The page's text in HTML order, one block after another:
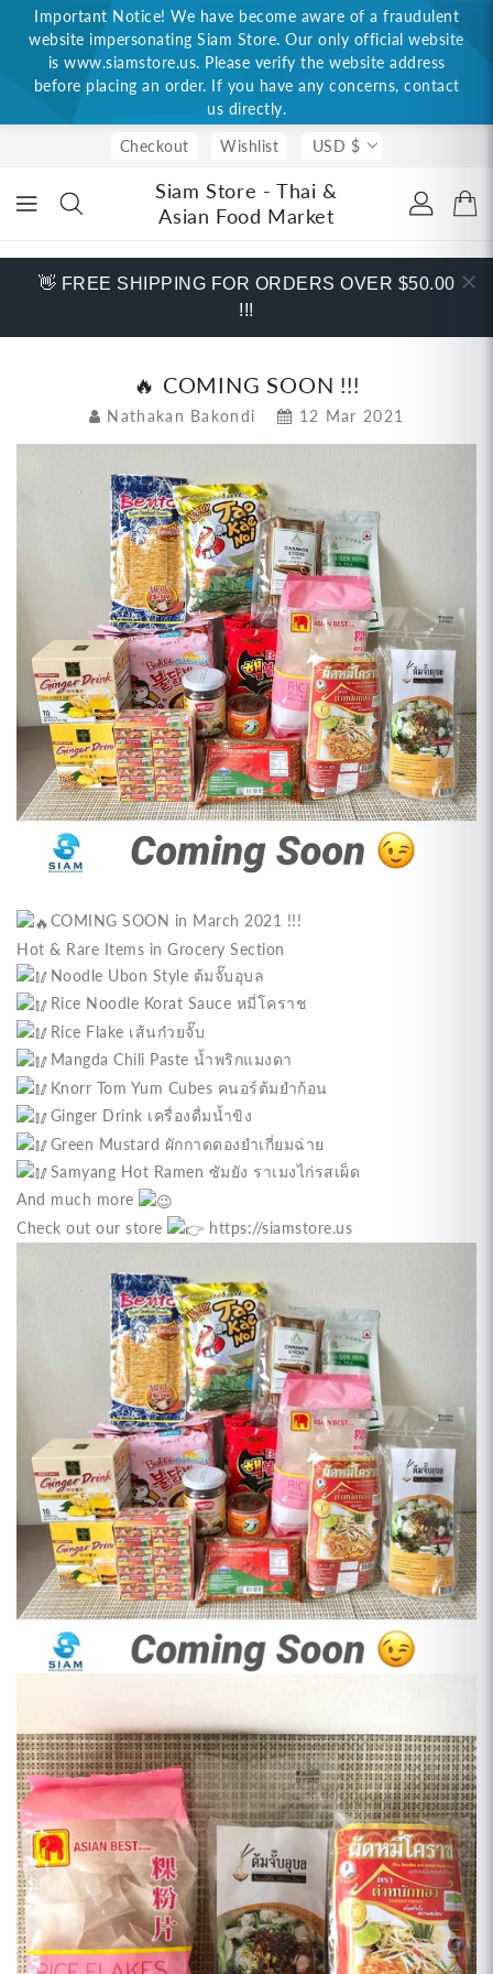
Important Notice! We have become aware of a fraudulent
website impersonating Siam Store. Our only official website
is www.siamstore.us. Please verify the website address
before placing an order. If you have any concerns, contact
us directly.
Checkout Wishlist USD $
Siam Store - Thai &
Asian Food Market
👋 FREE SHIPPING FOR ORDERS OVER $50.00
!!!
🔥 COMING SOON !!!
Nathakan Bakondi 12 Mar 2021
COMING SOON in March 2021 !!!
Hot & Rare Items in Grocery Section
Noodle Ubon Style ต้มจั๊บอุบล
Rice Noodle Korat Sauce หมี่โคราช
Rice Flake เส้นก๋วยจั๊บ
Mangda Chili Paste น้ำพริกแมงดา
Knorr Tom Yum Cubes คนอร์ต้มยำก้อน
Ginger Drink เครื่องดื่มน้ำขิง
Green Mustard ผักกาดดองยำเกี่ยมฉ่าย
Samyang Hot Ramen ซัมยัง ราเมงไก่รสเผ็ด
And much more
Check out our store
https://siamstore.us